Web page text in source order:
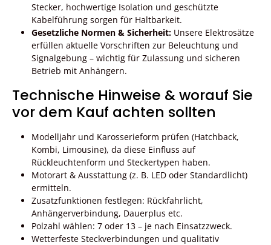
Stecker, hochwertige Isolation und geschützte
Kabelführung sorgen für Haltbarkeit.
Gesetzliche Normen & Sicherheit: Unsere Elektrosätze
erfüllen aktuelle Vorschriften zur Beleuchtung und
Signalgebung – wichtig für Zulassung und sicheren
Betrieb mit Anhängern.
Technische Hinweise & worauf Sie
vor dem Kauf achten sollten
Modelljahr und Karosserieform prüfen (Hatchback,
Kombi, Limousine), da diese Einfluss auf
Rückleuchtenform und Steckertypen haben.
Motorart & Ausstattung (z. B. LED oder Standardlicht)
ermitteln.
Zusatzfunktionen festlegen: Rückfahrlicht,
Anhängerverbindung, Dauerplus etc.
Polzahl wählen: 7 oder 13 – je nach Einsatzzweck.
Wetterfeste Steckverbindungen und qualitativ